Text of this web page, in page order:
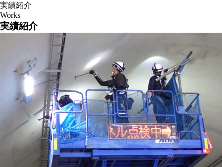
実績紹介
Works
実績紹介